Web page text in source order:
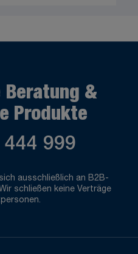
Beratung &
Produkte
999
ausschließlich an B2B-
schließen keine Verträge